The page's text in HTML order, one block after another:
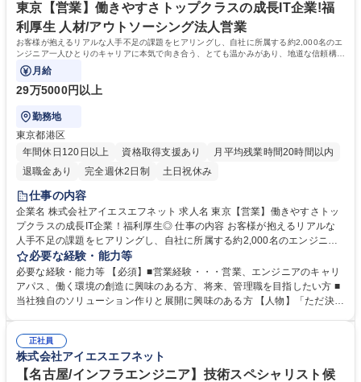
だけがいる会社」にすることを大切にしています。 学歴・資格 学歴：大
学院 大学 高専 短大 専修学校 高校 語学力： 資格：
東京【営業】働きやすさトップクラスの成長IT企業!福
利厚生 人材/アウトソーシング法人営業
お客様が抱えるリアルな人手不足の課題をヒアリングし、自社に所属する約2,000名のエ
ンジニア一人ひとりのキャリアに本気で向き合う、とても温かみがあり、地道な信頼構築
が実を結ぶシゴトです。
月給
29万5000円以上
勤務地
東京都港区
年間休日120日以上
資格取得支援あり
月平均残業時間20時間以内
退職金あり
完全週休2日制 土日祝休み
仕事の内容
企業名 株式会社アイエスエフネット 求人名 東京【営業】働きやすさトッ
プクラスの成長IT企業！福利厚生◎ 仕事の内容 お客様が抱えるリアルな
人手不足の課題をヒアリングし、自社に所属する約2,000名のエンジニア
一人ひとりのキャリアに本気で向き合う、とても温かみがあり、地道な信
頼構築が実を結ぶシゴトです。 具体的なミッションは、お客様が抱えるビ
ジネス課題に深く寄り添い、当社のソリューションや最適なエンジニアリ
ング力を組み合わせて解決へと導く「ITソリューション営業・コーディネ
して、非常にやりがいの大きなポジションです。 募集職種 東京【営業】
働きやすさトップクラスの成長IT企業！福利厚生◎
必要な経験・能力等
必要な経験・能力等 【必須】■営業経験・・・営業、エンジニアのキャリ
アパス、働く環境の創造に興味のある方、将来、管理職を目指したい方 ■
当社独自のソリューション作りと展開に興味のある方 【人物】「ただ決め
本物の実力を身につけたい」という前向きな挑戦心を持つ、次世代のリー
ダー候補を募集します。 学歴・資格 学歴：大学院 大学 高専 短大 専修学
校 高校 語学力： 資格：
正社員
株式会社アイエスエフネット
【名古屋/インフラエンジニア】技術スペシャリスト候